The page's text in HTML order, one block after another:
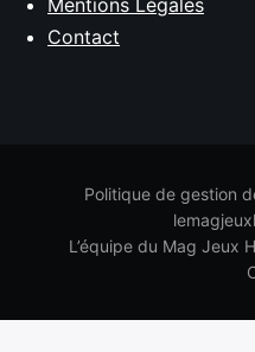
Mentions Légales
Contact
Politique de gestion
L’équipe du Mag Jeux